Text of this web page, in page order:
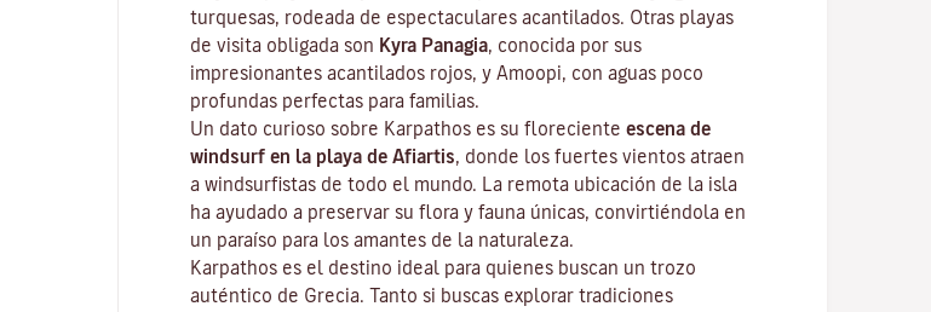
turquesas, rodeada de espectaculares acantilados. Otras playas
de visita obligada son Kyra Panagia , conocida por sus
impresionantes acantilados rojos, y Amoopi, con aguas poco
profundas perfectas para familias.
Un dato curioso sobre Karpathos es su floreciente escena de
windsurf en la playa de Afiartis , donde los fuertes vientos atraen
a windsurfistas de todo el mundo. La remota ubicación de la isla
ha ayudado a preservar su flora y fauna únicas, convirtiéndola en
un paraíso para los amantes de la naturaleza.
Karpathos es el destino ideal para quienes buscan un trozo
auténtico de Grecia. Tanto si buscas explorar tradiciones